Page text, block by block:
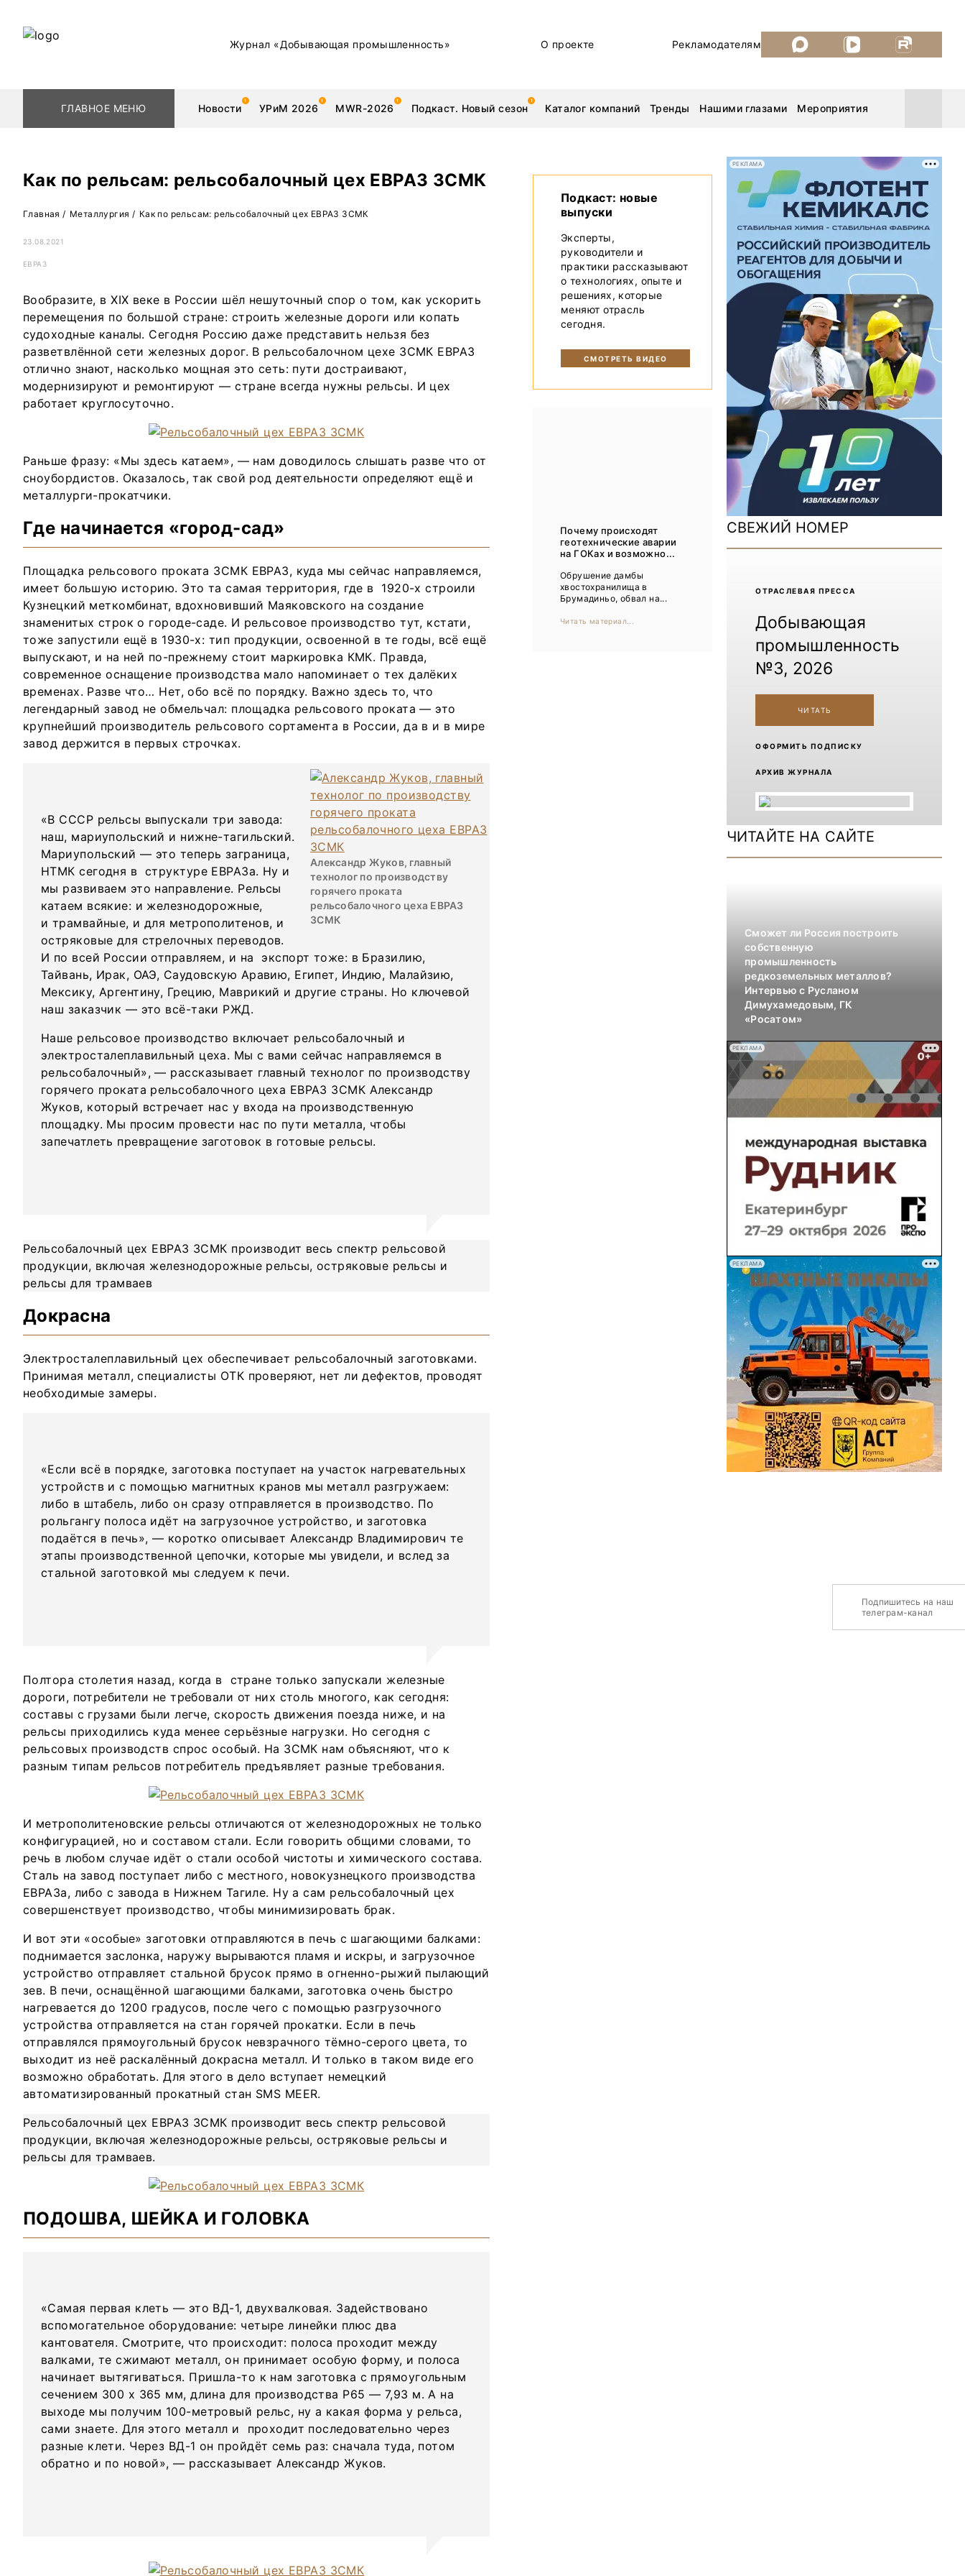
Журнал «Добывающая промышленность» О проекте Рекламодателям
ГЛАВНОЕ МЕНЮ Новости УРиМ 2026 MWR-2026 Подкаст. Новый сезон Каталог компаний Тренды Нашими глазами Мероприятия
Геологоразведка
Металлургия
Редкоземельные металлы
Нефть
Нашими глазами | Репортажи с предприятий
Бренд
Тренды
Интервью
Мероприятия
Уголь России и Майнинг 2026
MiningWorld Russia 2026
ДП Подкаст. Новый сезон
Рудник 2025
MiningWorld Russia 2025
Уголь России и Майнинг 2025
Рудник 2024 | Обзор выставки
В помощь шахтёру 2024
Уголь России и Майнинг 2024
Mining World Russia 2024
ВСЕ СПЕЦПРОЕКТЫ
Как по рельсам: рельсобалочный цех ЕВРАЗ ЗСМК
Главная / Металлургия / Как по рельсам: рельсобалочный цех ЕВРАЗ ЗСМК
23.08.2021
ЕВРАЗ
Вообразите, в XIX веке в России шёл нешуточный спор о том, как ускорить
перемещения по большой стране: строить железные дороги или копать
судоходные каналы. Сегодня Россию даже представить нельзя без
разветвлённой сети железных дорог. В рельсобалочном цехе ЗСМК ЕВРАЗ
отлично знают, насколько мощная это сеть: пути достраивают,
модернизируют и ремонтируют — стране всегда нужны рельсы. И цех
работает круглосуточно.
Раньше фразу: «Мы здесь катаем», — нам доводилось слышать разве что от
сноубордистов. Оказалось, так свой род деятельности определяют ещё и
металлурги-прокатчики.
Где начинается «город-сад»
Площадка рельсового проката ЗСМК ЕВРАЗ, куда мы сейчас направляемся,
имеет большую историю. Это та самая территория, где в 1920-х строили
Кузнецкий меткомбинат, вдохновивший Маяковского на создание
знаменитых строк о городе-саде. И рельсовое производство тут, кстати,
тоже запустили ещё в 1930-х: тип продукции, освоенной в те годы, всё ещё
выпускают, и на ней по-прежнему стоит маркировка КМК. Правда,
современное оснащение производства мало напоминает о тех далёких
временах. Разве что… Нет, обо всё по порядку. Важно здесь то, что
легендарный завод не обмельчал: площадка рельсового проката — это
крупнейший производитель рельсового сортамента в России, да в и в мире
завод держится в первых строчках.
Александр Жуков, главный
технолог по производству
горячего проката
рельсобалочного цеха ЕВРАЗ
ЗСМК
«В СССР рельсы выпускали три завода:
наш, мариупольский и нижне-тагильский.
Мариупольский — это теперь заграница,
НТМК сегодня в структуре ЕВРАЗа. Ну и
мы развиваем это направление. Рельсы
катаем всякие: и железнодорожные,
и трамвайные, и для метрополитенов, и
остряковые для стрелочных переводов.
И по всей России отправляем, и на экспорт тоже: в Бразилию,
Тайвань, Ирак, ОАЭ, Саудовскую Аравию, Египет, Индию, Малайзию,
Мексику, Аргентину, Грецию, Маврикий и другие страны. Но ключевой
наш заказчик — это всё-таки РЖД.
Наше рельсовое производство включает рельсобалочный и
электросталеплавильный цеха. Мы с вами сейчас направляемся в
рельсобалочный», — рассказывает главный технолог по производству
горячего проката рельсобалочного цеха ЕВРАЗ ЗСМК Александр
Жуков, который встречает нас у входа на производственную
площадку. Мы просим провести нас по пути металла, чтобы
запечатлеть превращение заготовок в готовые рельсы.
Рельсобалочный цех ЕВРАЗ ЗСМК производит весь спектр рельсовой
продукции, включая железнодорожные рельсы, остряковые рельсы и
рельсы для трамваев
Докрасна
Электросталеплавильный цех обеспечивает рельсобалочный заготовками.
Принимая металл, специалисты ОТК проверяют, нет ли дефектов, проводят
необходимые замеры.
«Если всё в порядке, заготовка поступает на участок нагревательных
устройств и с помощью магнитных кранов мы металл разгружаем:
либо в штабель, либо он сразу отправляется в производство. По
рольгангу полоса идёт на загрузочное устройство, и заготовка
подаётся в печь», — коротко описывает Александр Владимирович те
этапы производственной цепочки, которые мы увидели, и вслед за
стальной заготовкой мы следуем к печи.
Полтора столетия назад, когда в стране только запускали железные
дороги, потребители не требовали от них столь многого, как сегодня:
составы с грузами были легче, скорость движения поезда ниже, и на
рельсы приходились куда менее серьёзные нагрузки. Но сегодня с
рельсовых производств спрос особый. На ЗСМК нам объясняют, что к
разным типам рельсов потребитель предъявляет разные требования.
И метрополитеновские рельсы отличаются от железнодорожных не только
конфигурацией, но и составом стали. Если говорить общими словами, то
речь в любом случае идёт о стали особой чистоты и химического состава.
Сталь на завод поступает либо с местного, новокузнецкого производства
ЕВРАЗа, либо с завода в Нижнем Тагиле. Ну а сам рельсобалочный цех
совершенствует производство, чтобы минимизировать брак.
И вот эти «особые» заготовки отправляются в печь с шагающими балками:
поднимается заслонка, наружу вырываются пламя и искры, и загрузочное
устройство отправляет стальной брусок прямо в огненно-рыжий пылающий
зев. В печи, оснащённой шагающими балками, заготовка очень быстро
нагревается до 1200 градусов, после чего с помощью разгрузочного
устройства отправляется на стан горячей прокатки. Если в печь
отправлялся прямоугольный брусок невзрачного тёмно-серого цвета, то
выходит из неё раскалённый докрасна металл. И только в таком виде его
возможно обработать. Для этого в дело вступает немецкий
автоматизированный прокатный стан SMS MEER.
Рельсобалочный цех ЕВРАЗ ЗСМК производит весь спектр рельсовой
продукции, включая железнодорожные рельсы, остряковые рельсы и
рельсы для трамваев.
ПОДОШВА, ШЕЙКА И ГОЛОВКА
«Самая первая клеть — это ВД-1, двухвалковая. Задействовано
вспомогательное оборудование: четыре линейки плюс два
кантователя. Смотрите, что происходит: полоса проходит между
валками, те сжимают металл, он принимает особую форму, и полоса
начинает вытягиваться. Пришла-то к нам заготовка с прямоугольным
сечением 300 х 365 мм, длина для производства Р65 — 7,93 м. А на
выходе мы получим 100-метровый рельс, ну а какая форма у рельса,
сами знаете. Для этого металл и проходит последовательно через
разные клети. Через ВД-1 он пройдёт семь раз: сначала туда, потом
обратно и по новой», — рассказывает Александр Жуков.
Подкаст: новые
выпуски
Эксперты,
руководители и
практики рассказывают
о технологиях, опыте и
решениях, которые
меняют отрасль
сегодня.
СМОТРЕТЬ ВИДЕО
Почему происходят
геотехнические аварии
на ГОКах и возможно...
Обрушение дамбы
хвостохранилища в
Брумадиньо, обвал на...
Читать материал...
РЕКЛАМА
СВЕЖИЙ НОМЕР
ОТРАCЛЕВАЯ ПРЕССА
Добывающая
промышленность
№3, 2026
ЧИТАТЬ
ОФОРМИТЬ ПОДПИСКУ
АРХИВ ЖУРНАЛА
ЧИТАЙТЕ НА САЙТЕ
Сможет ли Россия построить
собственную
промышленность
редкоземельных металлов?
Интервью с Русланом
Димухамедовым, ГК
«Росатом»
РЕКЛАМА
РЕКЛАМА
Подпишитесь на наш
телеграм-канал